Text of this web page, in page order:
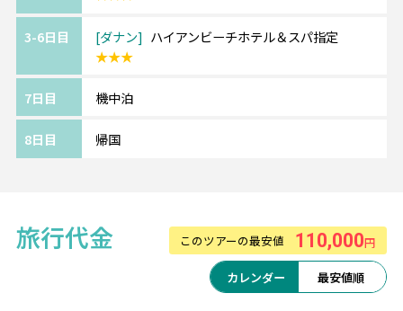
映えスポットとしても人気！
い♪
3-6日目 ダナン
ハイアンビーチホテル＆スパ指定
★★★
7日目 機中泊
8日目 帰国
旅行代金 このツアーの最安値 110,000円
カレンダー 最安値順